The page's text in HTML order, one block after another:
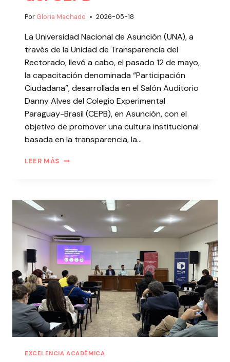
Por Gloria Machado 2026-05-18
La Universidad Nacional de Asunción (UNA), a
través de la Unidad de Transparencia del
Rectorado, llevó a cabo, el pasado 12 de mayo,
la capacitación denominada “Participación
Ciudadana”, desarrollada en el Salón Auditorio
Danny Alves del Colegio Experimental
Paraguay-Brasil (CEPB), en Asunción, con el
objetivo de promover una cultura institucional
basada en la transparencia, la…
LEER MÁS
EXCELENCIA ACADÉMICA